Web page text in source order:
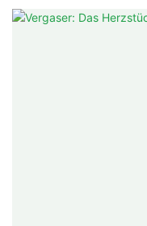
Vergasers aus der